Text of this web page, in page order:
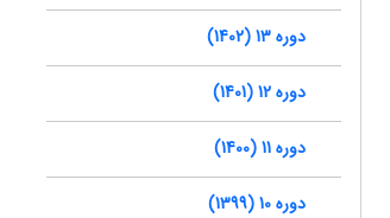
دوره 13 (1402)
دوره 12 (1401)
دوره 11 (1400)
دوره 10 (1399)